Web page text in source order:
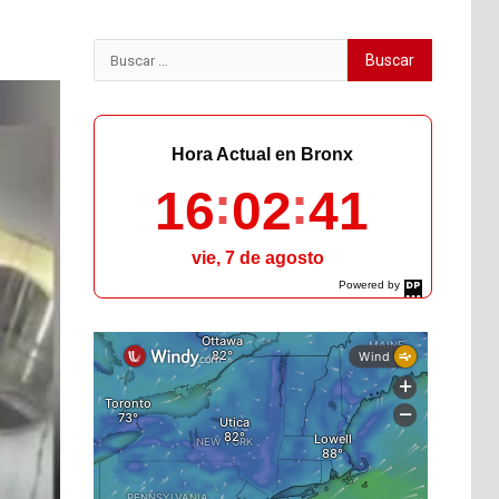
Buscar:
Powered by
DaysPedia.com
Hora Actual en Bronx
16 02 43
vie, 7 de agosto